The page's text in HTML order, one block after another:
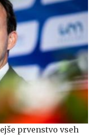
prvenstvo vseh